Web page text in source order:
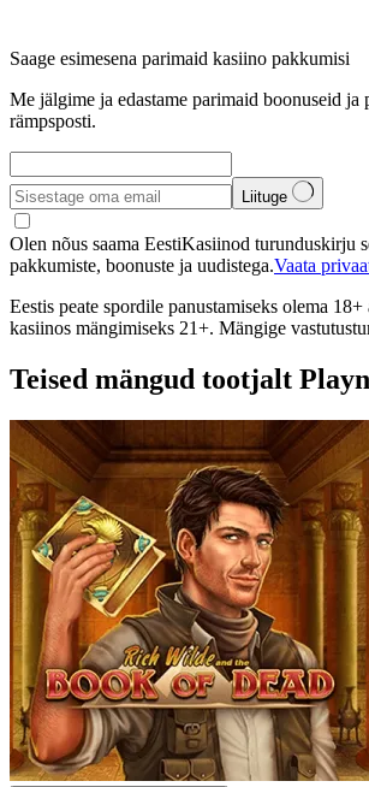
Saage esimesena parimaid kasiino pakkumisi
Me jälgime ja edastame parimaid boonuseid ja
rämpsposti.
Liituge
Olen nõus saama EestiKasiinod turunduskirju
pakkumiste, boonuste ja uudistega.Vaata
Eestis peate spordile panustamiseks olema 18+
kasiinos mängimiseks 21+. Mängige
Teised mängud tootjalt